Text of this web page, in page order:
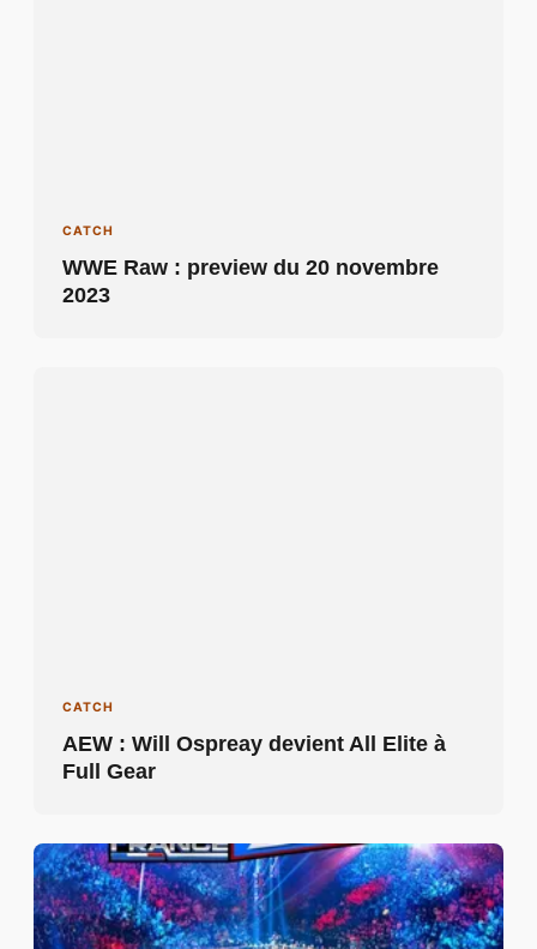
CATCH
WWE Raw : preview du 20 novembre
2023
CATCH
AEW : Will Ospreay devient All Elite à
Full Gear